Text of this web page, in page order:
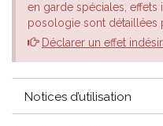
en garde spéciales, effets
posologie sont détaillées
Déclarer un effet
Notices d’utilisation